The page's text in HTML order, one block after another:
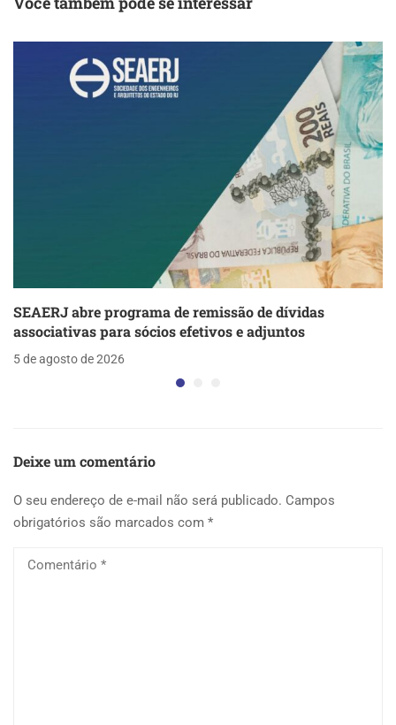
SEAERJ abre programa de remissão de dívidas
associativas para sócios efetivos e adjuntos
5 de agosto de 2026
Deixe um comentário
O seu endereço de e-mail não será publicado. Campos
obrigatórios são marcados com *